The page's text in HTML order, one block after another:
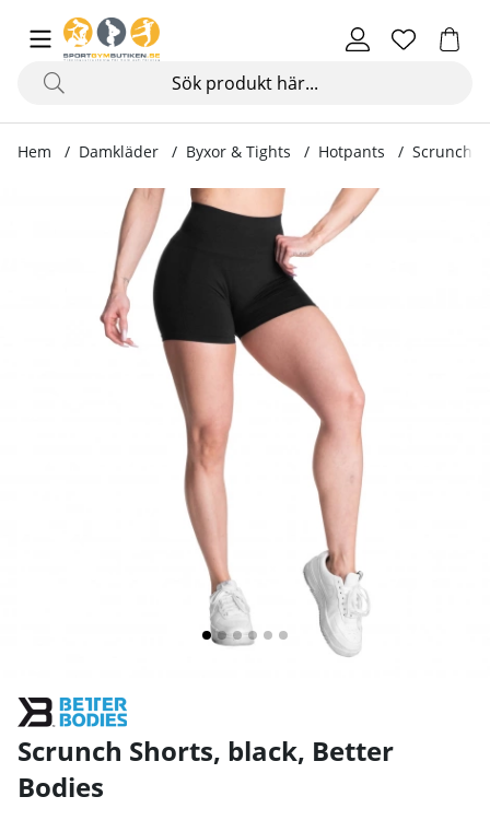
Hem Damkläder Byxor & Tights Hotpants Scrunch
Produktbilder Scrunch Shorts, black
Scrunch Shorts, black, Better
Bodies